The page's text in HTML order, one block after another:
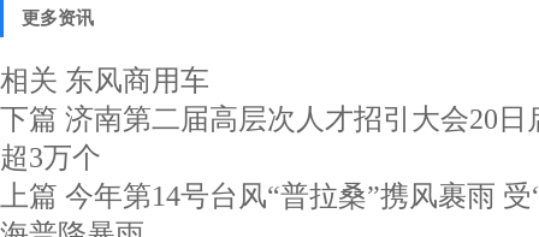
更多资讯
相关 东风商用车
下篇 济南第二届高层次人才招引大会20日
超3万个
上篇 今年第14号台风“普拉桑”携风裹雨